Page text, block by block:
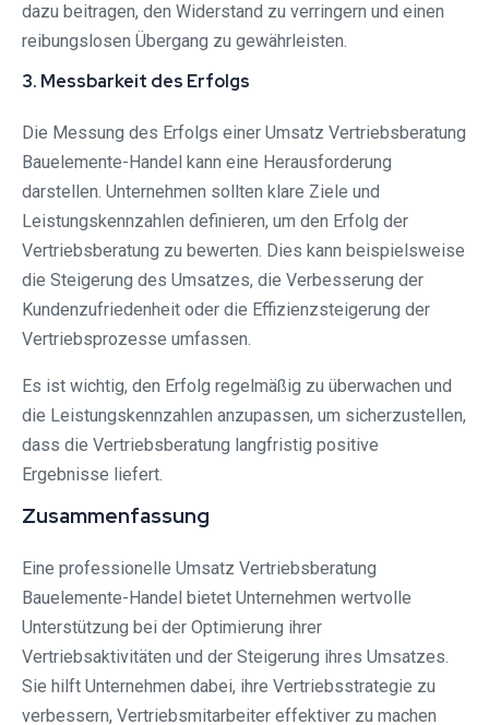
dazu beitragen, den Widerstand zu verringern und einen
reibungslosen Übergang zu gewährleisten.
3. Messbarkeit des Erfolgs
Die Messung des Erfolgs einer Umsatz Vertriebsberatung
Bauelemente-Handel kann eine Herausforderung
darstellen. Unternehmen sollten klare Ziele und
Leistungskennzahlen definieren, um den Erfolg der
Vertriebsberatung zu bewerten. Dies kann beispielsweise
die Steigerung des Umsatzes, die Verbesserung der
Kundenzufriedenheit oder die Effizienzsteigerung der
Vertriebsprozesse umfassen.
Es ist wichtig, den Erfolg regelmäßig zu überwachen und
die Leistungskennzahlen anzupassen, um sicherzustellen,
dass die Vertriebsberatung langfristig positive
Ergebnisse liefert.
Zusammenfassung
Eine professionelle Umsatz Vertriebsberatung
Bauelemente-Handel bietet Unternehmen wertvolle
Unterstützung bei der Optimierung ihrer
Vertriebsaktivitäten und der Steigerung ihres Umsatzes.
Sie hilft Unternehmen dabei, ihre Vertriebsstrategie zu
verbessern, Vertriebsmitarbeiter effektiver zu machen